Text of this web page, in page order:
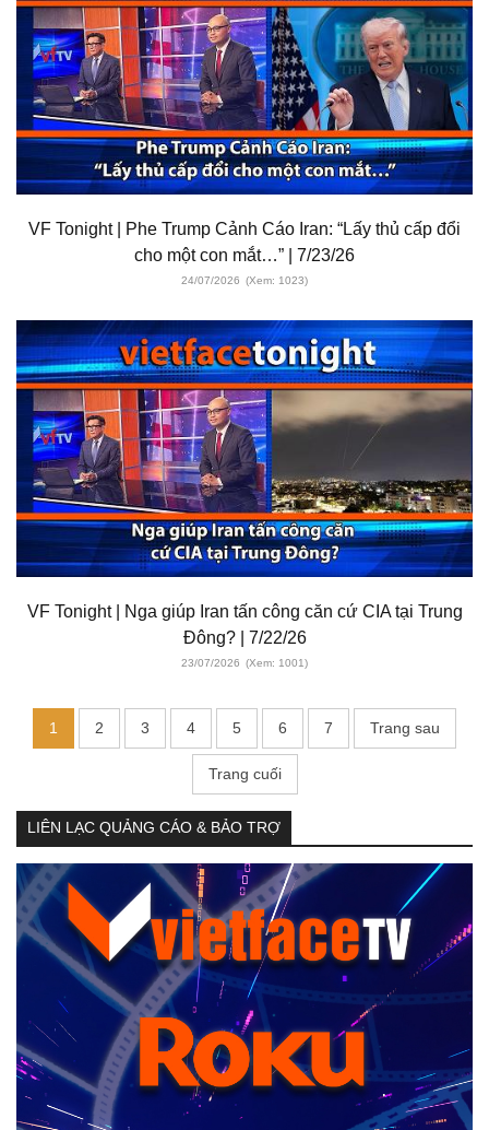
VF Tonight | Phe Trump Cảnh Cáo Iran: “Lấy thủ cấp đổi
cho một con mắt…” | 7/23/26
24/07/2026 (Xem: 1023)
VF Tonight | Nga giúp Iran tấn công căn cứ CIA tại Trung
Đông? | 7/22/26
23/07/2026 (Xem: 1001)
1 2 3 4 5 6 7 Trang sau
Trang cuối
LIÊN LẠC QUẢNG CÁO & BẢO TRỢ